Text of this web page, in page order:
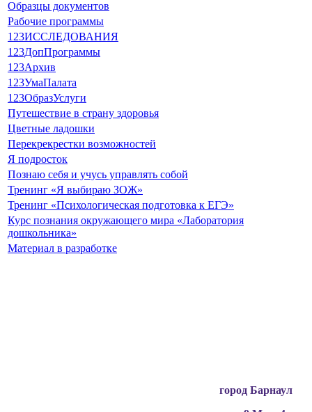
Образцы документов
Рабочие программы
123ИССЛЕДОВАНИЯ
123ДопПрограммы
123Архив
123УмаПалата
123ОбразУслуги
Путешествие в страну здоровья
Цветные ладошки
Перекрекрестки возможностей
Я подросток
Познаю себя и учусь управлять собой
Тренинг «Я выбираю ЗОЖ»
Тренинг «Психологическая подготовка к ЕГЭ»
Курс познания окружающего мира «Лаборатория
дошкольника»
Материал в разработке
город Барнаул